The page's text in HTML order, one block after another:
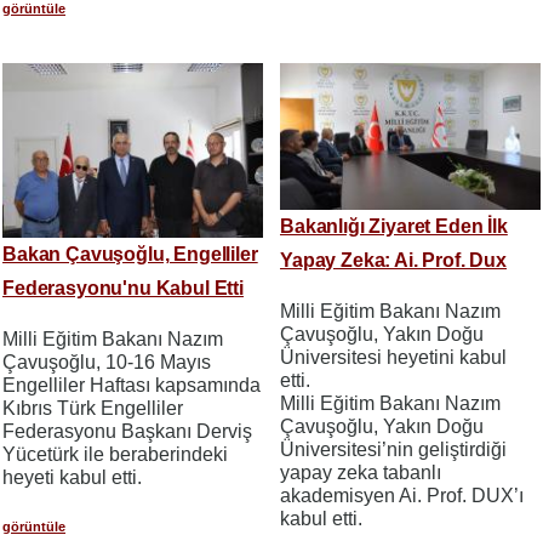
görüntüle
Bakan Çavuşoğlu, Engelliler
Federasyonu'nu Kabul Etti
Milli Eğitim Bakanı Nazım
Çavuşoğlu, 10-16 Mayıs
Engelliler Haftası kapsamında
Kıbrıs Türk Engelliler
Federasyonu Başkanı Derviş
Yücetürk ile beraberindeki
heyeti kabul etti.
görüntüle
Bakanlığı Ziyaret Eden İlk
Yapay Zeka: Ai. Prof. Dux
Milli Eğitim Bakanı Nazım
Çavuşoğlu, Yakın Doğu
Üniversitesi heyetini kabul
etti.
Milli Eğitim Bakanı Nazım
Çavuşoğlu, Yakın Doğu
Üniversitesi’nin geliştirdiği
yapay zeka tabanlı
akademisyen Ai. Prof. DUX’ı
kabul etti.